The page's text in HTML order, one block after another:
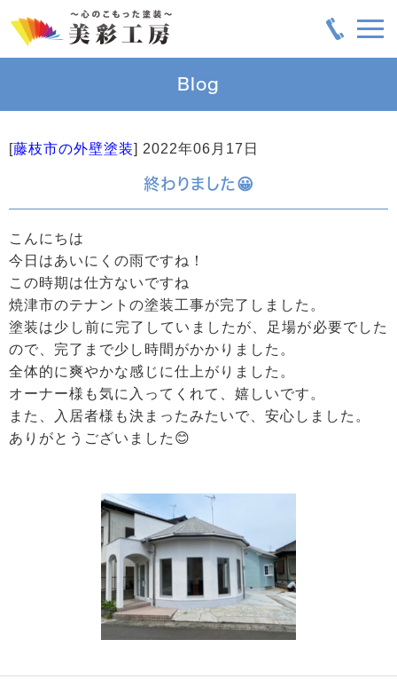
Blog
[藤枝市の外壁塗装] 2022年06月17日
終わりました😀
こんにちは
今日はあいにくの雨ですね！
この時期は仕方ないですね
焼津市のテナントの塗装工事が完了しました。
塗装は少し前に完了していましたが、足場が必要でした
ので、完了まで少し時間がかかりました。
全体的に爽やかな感じに仕上がりました。
オーナー様も気に入ってくれて、嬉しいです。
また、入居者様も決まったみたいで、安心しました。
ありがとうございました😊